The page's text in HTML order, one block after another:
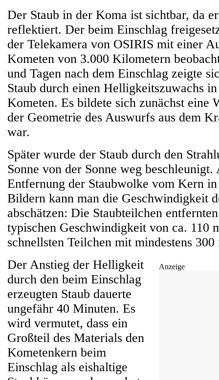
Der Staub in der Koma ist sichtbar, da
reflektiert. Der beim Einschlag
der Telekamera von OSIRIS mit einer
Kometen von 3.000 Kilometern
und Tagen nach dem Einschlag zeigte
Staub durch einen Helligkeitszuwachs
Kometen. Es bildete sich zunächst eine
der Geometrie des Auswurfs aus dem
war.
Später wurde der Staub durch den
Sonne von der Sonne weg
Entfernung der Staubwolke vom Kern
Bildern kann man die Geschwindigkeit
abschätzen: Die Staubteilchen
typischen Geschwindigkeit von ca. 110
schnellsten Teilchen mit mindestens 300
Anzeige
Der Anstieg der Helligkeit
durch den beim Einschlag
erzeugten Staub dauerte
ungefähr 40 Minuten. Es
wird vermutet, dass ein
Großteil des Materials den
Kometenkern beim
Einschlag als eishaltige